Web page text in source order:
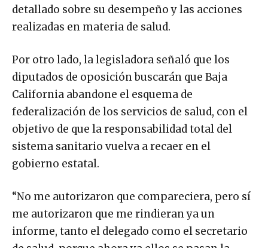
detallado sobre su desempeño y las acciones
realizadas en materia de salud.
Por otro lado, la legisladora señaló que los
diputados de oposición buscarán que Baja
California abandone el esquema de
federalización de los servicios de salud, con el
objetivo de que la responsabilidad total del
sistema sanitario vuelva a recaer en el
gobierno estatal.
“No me autorizaron que compareciera, pero sí
me autorizaron que me rindieran ya un
informe, tanto el delegado como el secretario